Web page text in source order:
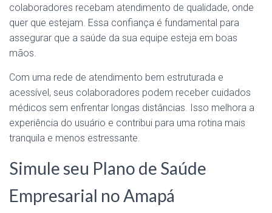
colaboradores recebam atendimento de qualidade, onde
quer que estejam. Essa confiança é fundamental para
assegurar que a saúde da sua equipe esteja em boas
mãos.
Com uma rede de atendimento bem estruturada e
acessível, seus colaboradores podem receber cuidados
médicos sem enfrentar longas distâncias. Isso melhora a
experiência do usuário e contribui para uma rotina mais
tranquila e menos estressante.
Simule seu Plano de Saúde
Empresarial no Amapá